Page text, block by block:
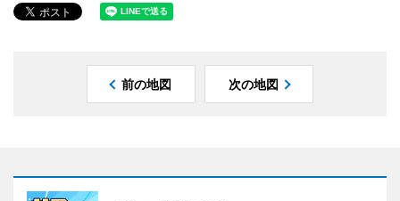
前の地図 次の地図